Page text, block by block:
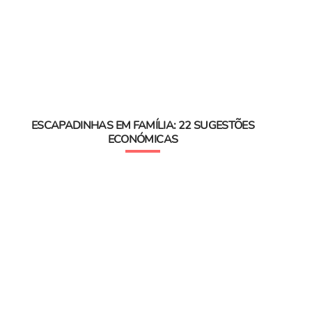
ESCAPADINHAS EM FAMÍLIA: 22 SUGESTÕES
ECONÓMICAS